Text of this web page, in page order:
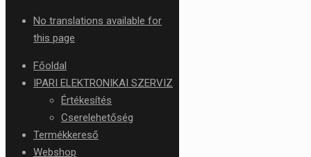
No translations available for
this page
Főoldal
IPARI ELEKTRONIKAI SZERVIZ
Értékesítés
Cserelehetőség
Termékkereső
Webshop